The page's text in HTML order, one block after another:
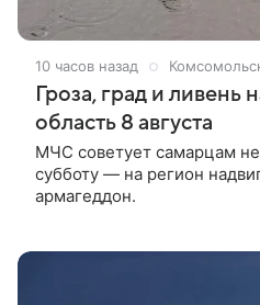
10 часов назад
Гроза, град и
область 8 августа
МЧС советует самарцам
субботу — на регион
армагеддон.